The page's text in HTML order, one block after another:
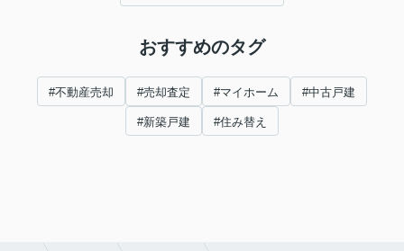
おすすめのタグ
#不動産売却 #売却査定 #マイホーム #中古戸建
#新築戸建 #住み替え